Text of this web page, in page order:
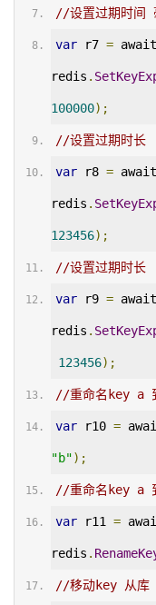
//设置过期时间
var r7 = await
redis .
100000);
//设置过期时
var r8 = await
redis .
123456);
//设置过期时
var r9 = await
redis .
123456);
//重命名key a
var r10 =
"b");
//重命名key a
var r11 =
redis .
//移动key 从